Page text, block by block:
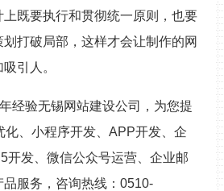
既要执行和贯彻统一原则，也要
打破局部，这样才会让制作的网
引人。
验无锡网站建设公司，为您提
化、小程序开发、APP开发、企
开发、微信公众号运营、企业邮
服务，咨询热线：0510-